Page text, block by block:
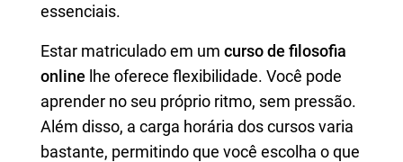
essenciais.
Estar matriculado em um curso de filosofia
online lhe oferece flexibilidade. Você pode
aprender no seu próprio ritmo, sem pressão.
Além disso, a carga horária dos cursos varia
bastante, permitindo que você escolha o que